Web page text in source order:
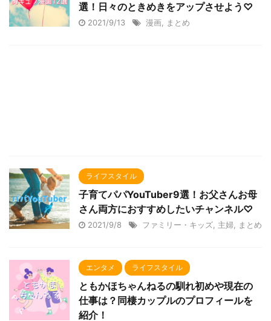
選！日々のときめきをアップさせよう♡
2021/9/13 漫画 まとめ
ライフスタイル
子育てパパYouTuber9選！お父さんお母
さん両方におすすめしたいチャンネル♡
2021/9/8 ファミリー・キッズ 主婦 まとめ
エンタメ ライフスタイル
ともかほちゃんねるの馴れ初めや現在の
仕事は？同棲カップルのプロフィールを
紹介！